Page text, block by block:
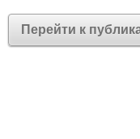
Перейти к